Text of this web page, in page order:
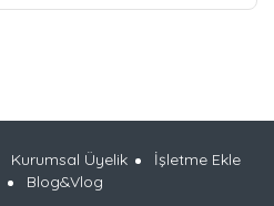
Kurumsal Üyelik
İşletme Ekle
Blog&Vlog